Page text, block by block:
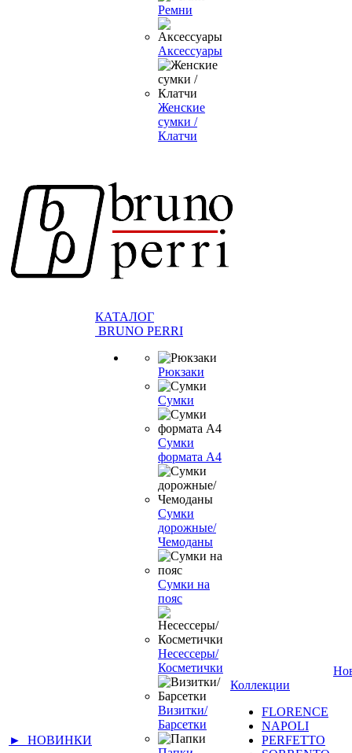
Ремни
Аксессуары
Женские
сумки /
Клатчи
► НОВИНКИ
КАТАЛОГ
BRUNO PERRI
Рюкзаки
Сумки
Сумки
формата А4
Сумки
дорожные/
Чемоданы
Сумки на
пояс
Несессеры/
Косметички
Визитки/
Барсетки
Коллекции
FLORENCE
NAPOLI
PERFETTO